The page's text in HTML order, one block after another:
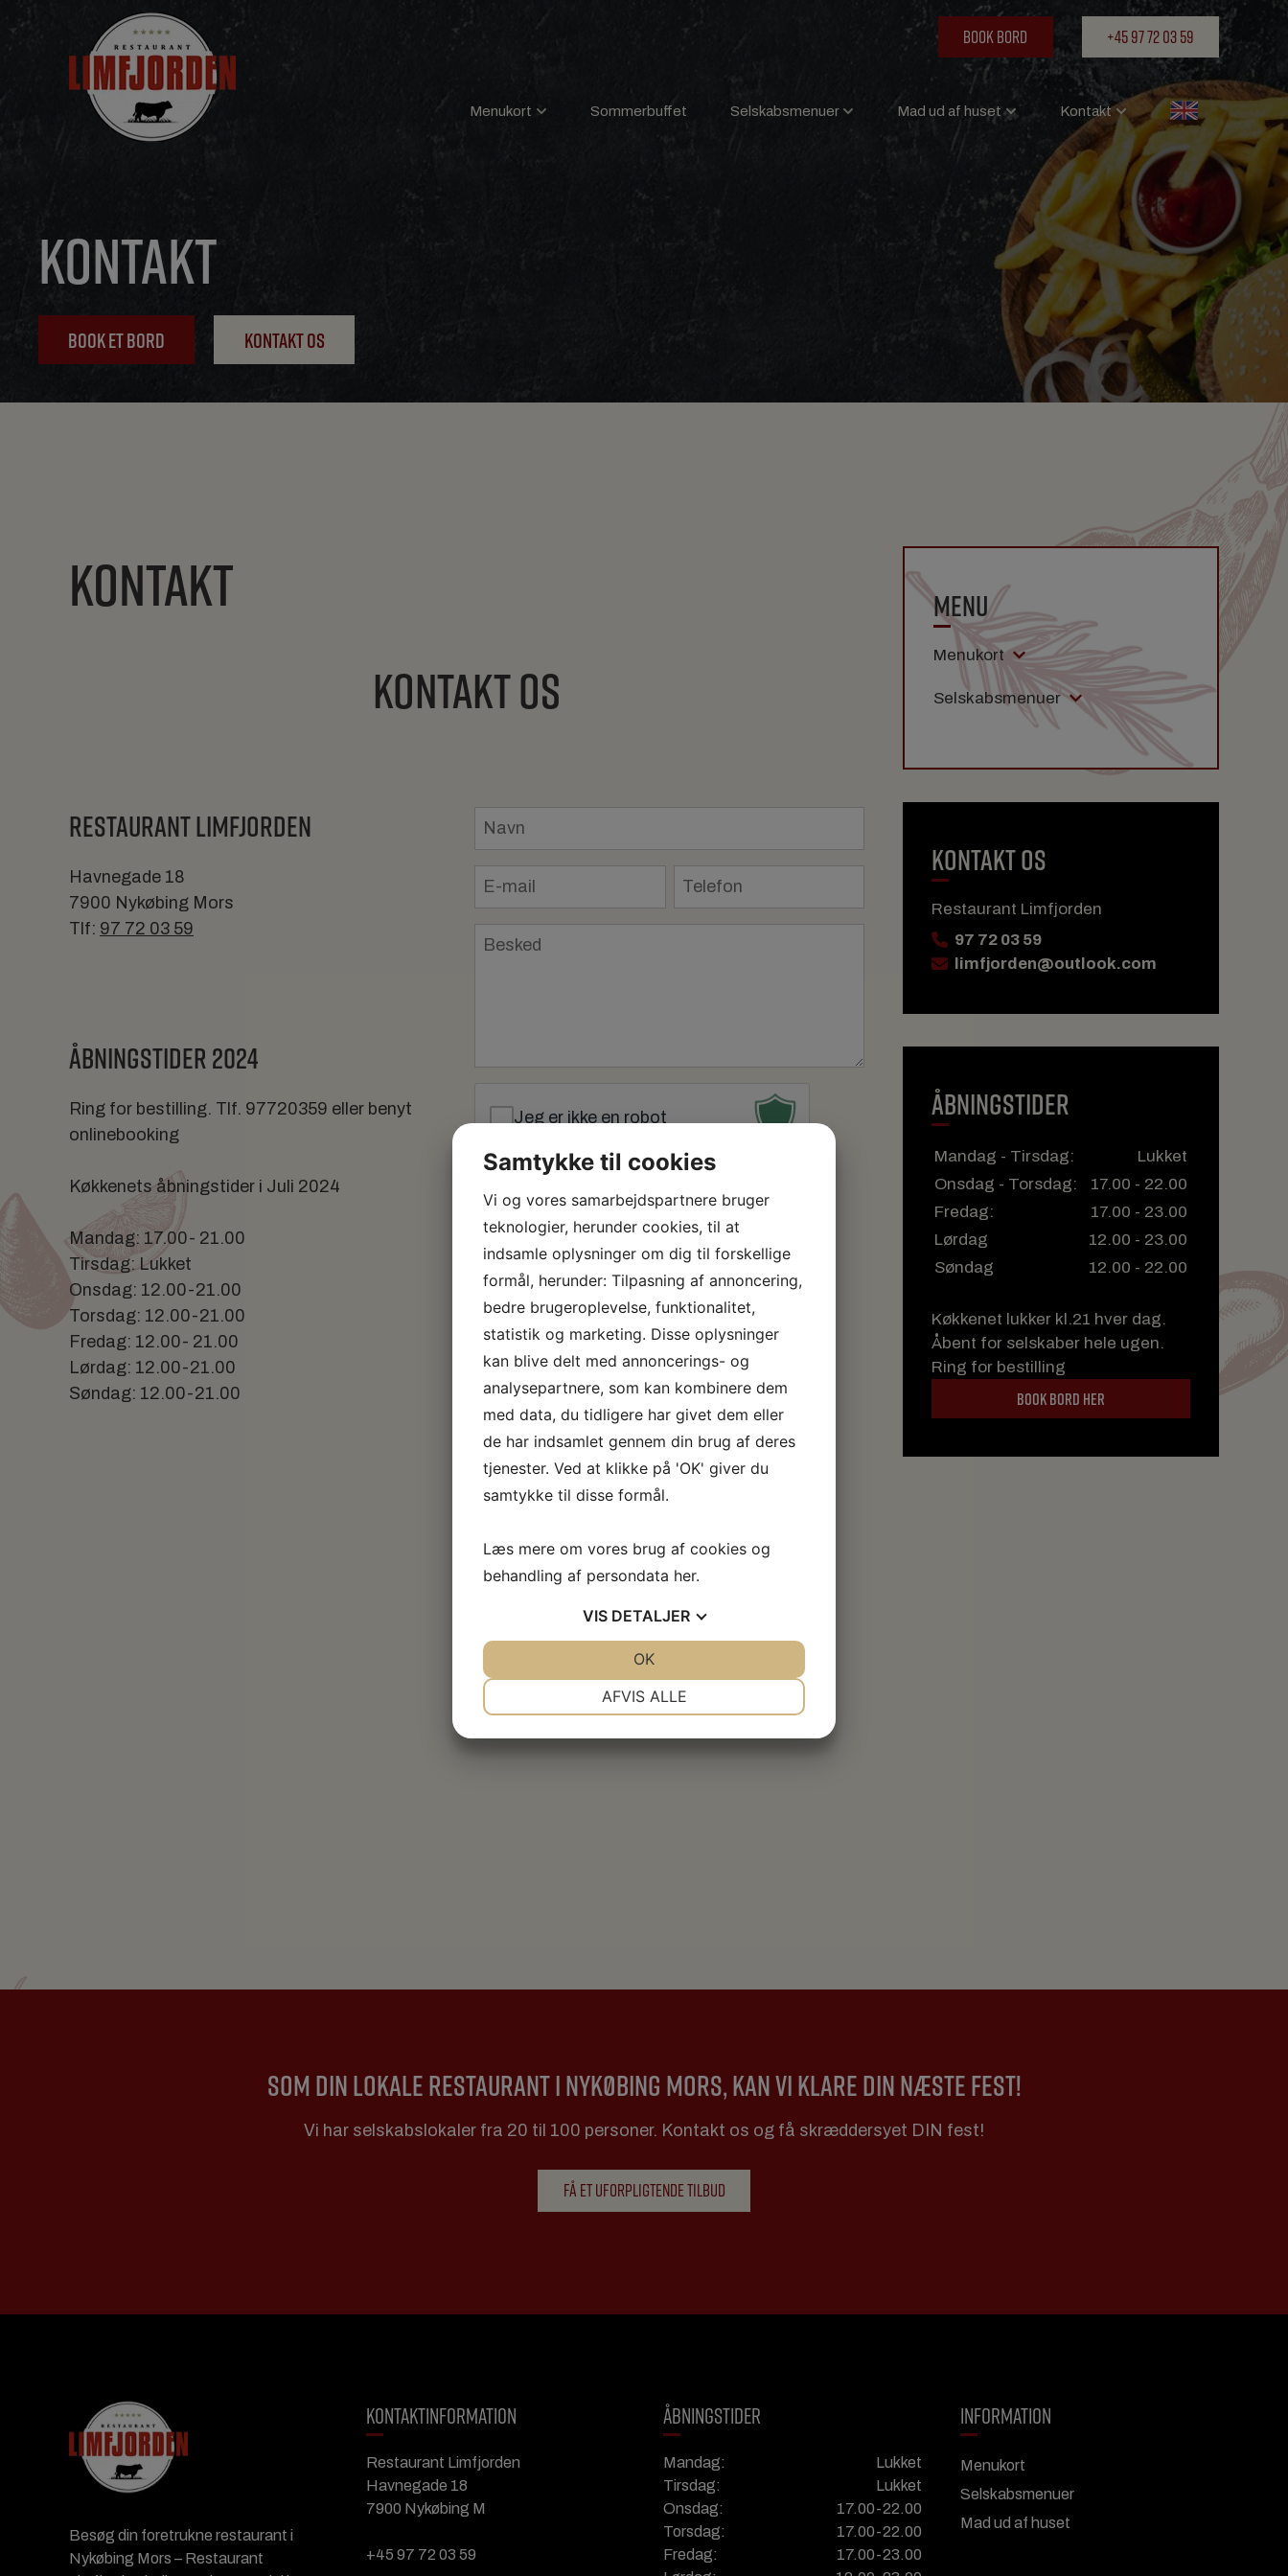
til
Book bord +45 97 72 03 59
Menukort Sommerbuffet Selskabsmenuer Mad ud af huset Kontakt
KONTAKT
BOOK ET BORD KONTAKT OS
KONTAKT
KONTAKT OS
RESTAURANT LIMFJORDEN
Havnegade 18
7900 Nykøbing Mors
Tlf: 97 72 03 59
ÅBNINGSTIDER 2024
Ring for bestilling. Tlf. 97720359 eller benyt
onlinebooking
Køkkenets åbningstider i Juli 2024
Mandag: 17.00- 21.00
Tirsdag: Lukket
Onsdag: 12.00-21.00
Torsdag: 12.00-21.00
Fredag: 12.00- 21.00
Lørdag: 12.00-21.00
Søndag: 12.00-21.00
*
Jeg er ikke en robot
Bemærk:Der kan ikke bestilles bord via
kontaktformulaen.
MENU
Menukort
Selskabsmenuer
KONTAKT OS
Restaurant Limfjorden
97 72 03 59
limfjorden@outlook.com
ÅBNINGSTIDER
Mandag - Tirsdag:
Lukket
Onsdag - Torsdag:
17.00 - 22.00
Fredag:
17.00 - 23.00
Lørdag
12.00 - 23.00
Søndag
12.00 - 22.00
Køkkenet lukker kl.21 hver dag.
Åbent for selskaber hele ugen.
Ring for bestilling
BOOK BORD HER
SOM DIN LOKALE RESTAURANT I NYKØBING MORS, KAN VI KLARE DIN NÆSTE FEST!
Vi har selskabslokaler fra 20 til 100 personer. Kontakt os og få skræddersyet DIN fest!
FÅ ET UFORPLIGTENDE TILBUD
Besøg din foretrukne restaurant i
Nykøbing Mors – Restaurant
KONTAKTINFORMATION
Restaurant Limfjorden
Havnegade 18
7900 Nykøbing M
+45 97 72 03 59
ÅBNINGSTIDER
Mandag:
Tirsdag:
Onsdag:
Torsdag:
Fredag:
Lukket
Lukket
17.00-22.00
17.00-22.00
17.00-23.00
INFORMATION
Menukort
Selskabsmenuer
Mad ud af huset
Samtykke til cookies
Vi og vores samarbejdspartnere bruger
teknologier, herunder cookies, til at
indsamle oplysninger om dig til forskellige
formål, herunder: Tilpasning af annoncering,
bedre brugeroplevelse, funktionalitet,
statistik og marketing. Disse oplysninger
kan blive delt med annoncerings- og
analysepartnere, som kan kombinere dem
med data, du tidligere har givet dem eller
de har indsamlet gennem din brug af deres
tjenester. Ved at klikke på 'OK' giver du
samtykke til disse formål.
Læs mere om vores brug af cookies og
behandling af persondata her.
VIS DETALJER
AFVIS ALLE
OK